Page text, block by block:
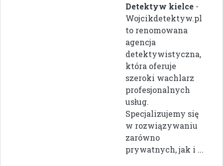
Detektyw kielce -
Wojcikdetektyw.pl
to renomowana
agencja
detektywistyczna,
która oferuje
szeroki wachlarz
profesjonalnych
usług.
Specjalizujemy się
w rozwiązywaniu
zarówno
prywatnych, jak i ...